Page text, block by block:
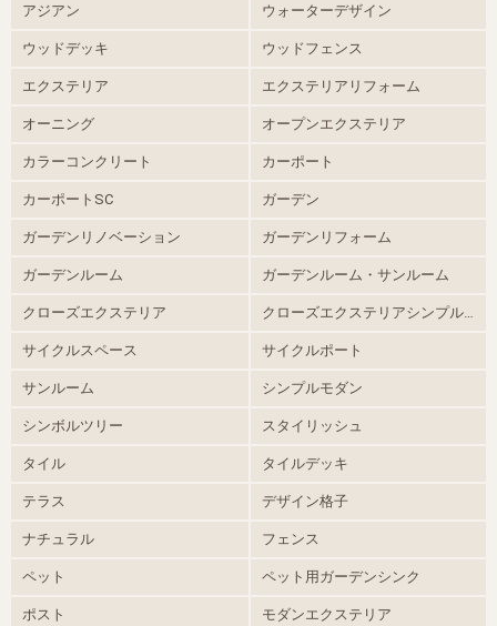
アジアン ウォーターデザイン
ウッドデッキ ウッドフェンス
エクステリア エクステリアリフォーム
オーニング オープンエクステリア
カラーコンクリート カーポート
カーポートSC ガーデン
ガーデンリノベーション ガーデンリフォーム
ガーデンルーム ガーデンルーム・サンルーム
クローズエクステリア クローズエクステリアシンプルモダン
サイクルスペース サイクルポート
サンルーム シンプルモダン
シンボルツリー スタイリッシュ
タイル タイルデッキ
テラス デザイン格子
ナチュラル フェンス
ペット ペット用ガーデンシンク
ポスト モダンエクステリア